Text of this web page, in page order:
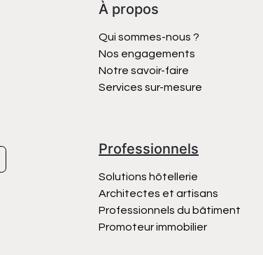
Professionnels
Solutions hôtellerie
Architectes et artisans
Professionnels du bâtiment
Promoteur immobilier
À propos
Qui sommes-nous ?
Nos engagements
Notre savoir-faire
Services sur-mesure